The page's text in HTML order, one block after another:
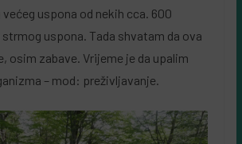
uspona od nekih cca. 600
uspona. Tada shvatam da ova
osim zabave. Vrijeme je da upalim
– mod: preživljavanje.